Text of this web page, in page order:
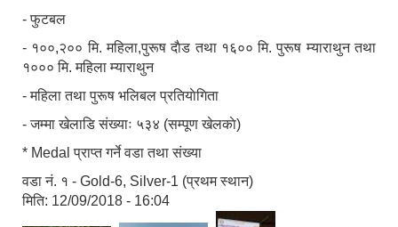
- फुटबल
- १००,२०० मि. महिला,पुरूष दाैड तथा १६०० मि. पुरूष म्याराथुन तथा
१००० मि. महिला म्याराथुन
- महिला तथा पुरूष भलिबल प्रतियाेगिता
- जम्मा खेलाडि संख्याः ५३४ (सम्पूण खेलकाे)
* Medal प्राप्त गर्ने वडा तथा संख्या
वडा नं. १ - Gold-6, Silver-1 (प्रथम स्थान)
मिति: 12/09/2018 - 16:04